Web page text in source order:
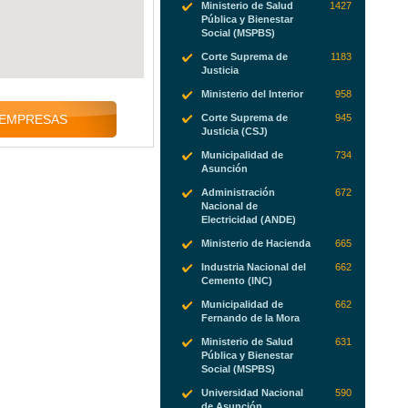
Ministerio de Salud
Pública y Bienestar
Social (MSPBS)
1427
Corte Suprema de
Justicia
1183
Ministerio del Interior 958
Corte Suprema de
Justicia (CSJ)
945
Municipalidad de
Asunción
734
Administración
Nacional de
Electricidad (ANDE)
672
Ministerio de Hacienda 665
Industria Nacional del
Cemento (INC)
662
Municipalidad de
Fernando de la Mora
662
Ministerio de Salud
Pública y Bienestar
Social (MSPBS)
631
Universidad Nacional
590